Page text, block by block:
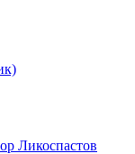
Ликоспастов